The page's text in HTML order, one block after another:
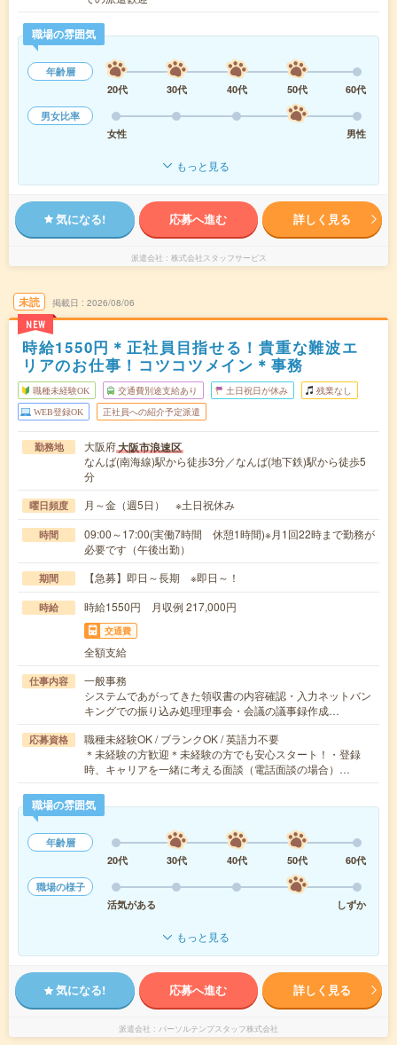
職場の雰囲気
年齢層
20代
30代 40代 50代
60代
男女比率
女性
男性
もっと見る
気になる! 応募へ進む 詳しく見る
派遣会社 株式会社スタッフサービス
未読
NEW
掲載日 2026/08/06
時給1550円＊正社員目指せる！貴重な難波エ
リアのお仕事！コツコツメイン＊事務
職種未経験OK 交通費別途支給あり 土日祝日が休み 残業なし
WEB登録OK 正社員への紹介予定派遣
勤務地 大阪府大阪市浪速区
なんば(南海線)駅から徒歩3分／なんば(地下鉄)駅から徒歩5
分
曜日頻度 月～金（週5日） ※土日祝休み
時間
09:00～17:00(実働7時間 休憩1時間)※月1回22時まで勤務が
必要です（午後出勤）
期間 【急募】即日～長期 ※即日～！
時給 時給1550円 月収例 217,000円
交通費
全額支給
仕事内容
一般事務
システムであがってきた領収書の内容確認・入力ネットバン
キングでの振り込み処理理事会・会議の議事録作成…
応募資格
職種未経験OK / ブランクOK / 英語力不要
＊未経験の方歓迎＊未経験の方でも安心スタート！・登録
時、キャリアを一緒に考える面談（電話面談の場合）…
職場の雰囲気
年齢層
20代
30代 40代 50代
60代
職場の様子
活気がある
しずか
もっと見る
気になる! 応募へ進む 詳しく見る
派遣会社 パーソルテンプスタッフ株式会社